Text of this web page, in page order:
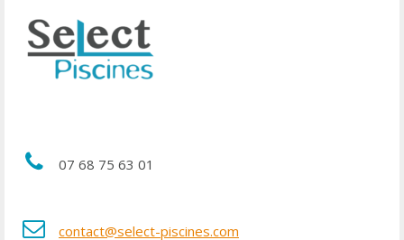
07 68 75 63 01
contact@select-piscines.com